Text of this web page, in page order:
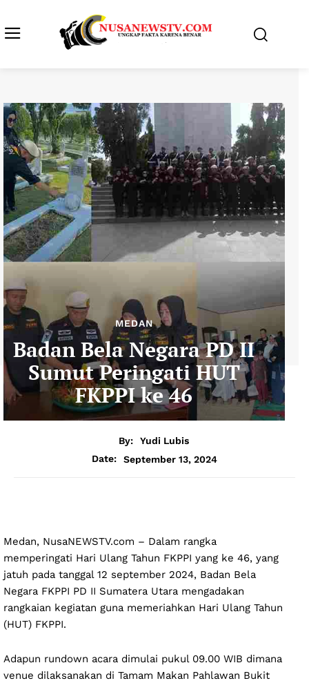
MEDAN
Badan Bela Negara PD II
Sumut Peringati HUT
FKPPI ke 46
By:
Yudi Lubis
Date:
September 13, 2024
Medan, NusaNEWSTV.com – Dalam rangka
memperingati Hari Ulang Tahun FKPPI yang ke 46, yang
jatuh pada tanggal 12 september 2024, Badan Bela
Negara FKPPI PD II Sumatera Utara mengadakan
rangkaian kegiatan guna memeriahkan Hari Ulang Tahun
(HUT) FKPPI.
Adapun rundown acara dimulai pukul 09.00 WIB dimana
venue dilaksanakan di Tamam Makan Pahlawan Bukit